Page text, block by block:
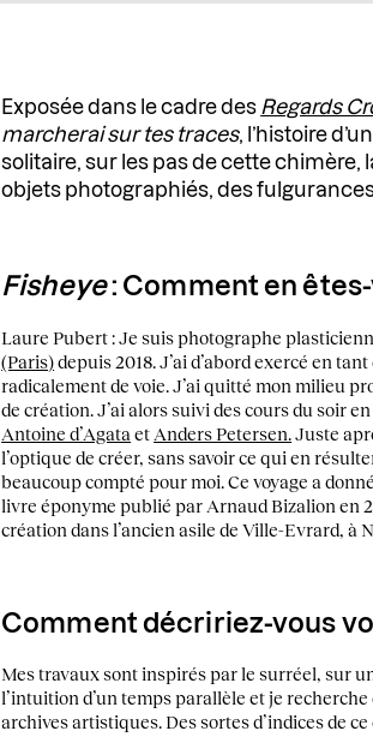
Exposée dans le cadre des Regards
marcherai sur tes traces, l’histoire
solitaire, sur les pas de cette chimère,
objets photographiés, des
Fisheye: Comment en
Laure Pubert : Je suis photographe
(Paris)depuis 2018. J’ai d’abord exercé en
radicalement de voie. J’ai quitté mon milieu
de création. J’ai alors suivi des cours du soir
Antoine d’Agata et Anders Petersen.Juste
l’optique de créer, sans savoir ce qui en
beaucoup compté pour moi. Ce voyage a
livre éponyme publié par Arnaud Bizalion en
création dans l’ancien asile de Ville-Evrard, à
Comment décririez-vous
Mes travaux sont inspirés par le surréel, sur
l’intuition d’un temps parallèle et je
archives artistiques. Des sortes d’indices de